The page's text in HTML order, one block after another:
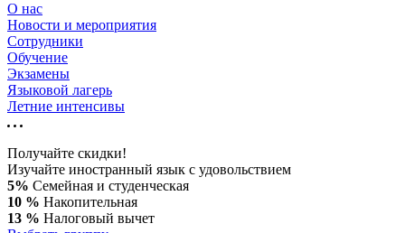
О нас
Новости и мероприятия
Сотрудники
Обучение
Экзамены
Языковой лагерь
Летние интенсивы
Получайте скидки!
Изучайте иностранный язык с удовольствием
5% Семейная и студенческая
10 % Накопительная
13 % Налоговый вычет